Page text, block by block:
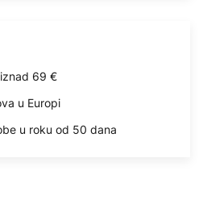
69 €
u Europi
u roku od 50 dana